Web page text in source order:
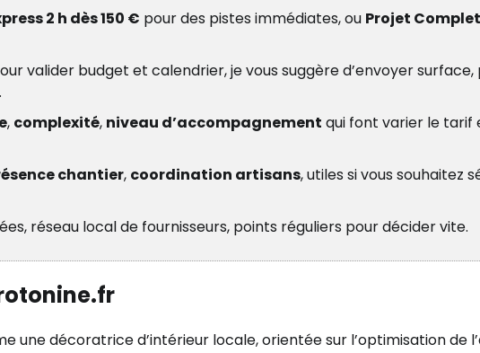
2 h dès 150 € pour des pistes immédiates, ou Projet
valider budget et calendrier, je vous suggère d’envoyer
, complexité, niveau d’accompagnement qui font varier le tarif
chantier, coordination artisans, utiles si vous souhaitez
réseau local de fournisseurs, points réguliers pour décider vite.
une décoratrice d’intérieur locale, orientée sur l’optimisation de